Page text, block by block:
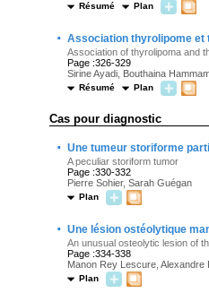
Résumé Plan
· Association thyrolipome et
Association of thyrolipoma and
Page :326-329
Sirine Ayadi, Bouthaina
Résumé Plan
Cas pour diagnostic
· Une tumeur storiforme
A peculiar storiform tumor
Page :330-332
Pierre Sohier, Sarah Guégan
Plan
· Une lésion ostéolytique
An unusual osteolytic lesion of
Page :334-338
Manon Rey Lescure, Alexandre
Plan